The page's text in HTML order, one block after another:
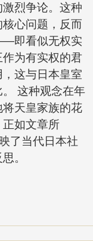
烈争论。这种
心问题，反而
即看似无权实
为有实权的君
这与日本皇室
这种观念在年
天皇家族的花
如文章所
了当代日本社
。